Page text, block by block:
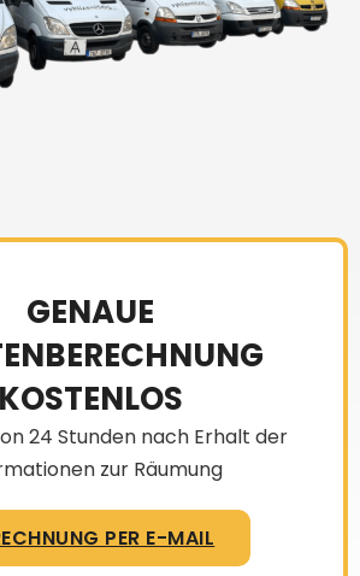
GENAUE
KOSTENLOS
24 Stunden nach Erhalt der
zur Räumung
PER E-MAIL